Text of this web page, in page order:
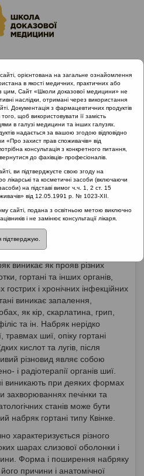
11
Набряк гортані
синдромом певного
виникає як прояв різних
гортані та інших органів,
і хронічних інфекційних
виникає запалення,
як кір, скарлатина, грип,
та ін. Набряк нерідко
травмах шиї, опіку гортані
кислот та лугів, після
різновид являє собою
і радіотерапії органів шиї.
виникають при деяких формах
захворюваннях печінки та
станів може бути
набряк гортані типу Квінке.
характеризується різного
шарах слизової оболонки і
Форма і поширення набряку
причини і анатомічної
орієнтована на загальне ознайомлення
в якості медичних, практичних або
з цим, Сайт «Школи доказової медицини» не
наслідки, отримані через використання
Документація з фармацевтичних продуктів
щоб використовувати її замість
в галузі медицини та інших галузях.
надається за вашою згодою відповідно
«Про захист прав споживачів» від
консультація з конкретного питання,
до фахівців- професіоналів.
ви підтверджуєте свою згоду на
лікарські та косметичні засоби (включаючи
на підставі вимог ч.ч. 1, 2 ст. 15
від 12.05.1991 р. № 1023-XII.
сайті, подана з освітньою метою виключно
і не замінює консультації лікаря.
підтверджую.